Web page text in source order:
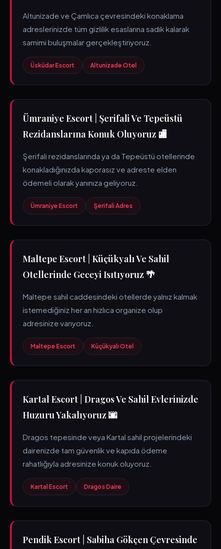
Altunizade ve Çamlıca çevresindeki konaklama
adreslerinizde tüm gizlilik esaslarına sadık kalarak
samimi buluşmalar gerçekleştiriyoruz.
Üsküdar Escort Altunizade Otel
Ümraniye Escort | Şerifali Ve Tepeüstü
Rezidanslarına Konuk Oluyoruz 🏬
Şerifali rezidanslarında ya da Tepeüstü otellerinde
konakladığınızda kaporasız ve adreste elden
ödemeli olarak yanınıza geliyoruz.
Ümraniye Escort Şerifali Adres
Maltepe Escort | Küçükyalı Ve Sahil
Otellerinde Geceyi Isıtıyoruz 🌴
Maltepe sahil caddesindeki otellerde yalnız kalmak
istemediğiniz her an hızlıca organize olup
adresinize varıyoruz.
Maltepe Escort Küçükyalı Otel
Kartal Escort | Dragos Ve Sahil Evlerinizde
Huzuru Yakalıyoruz 🌆
Dragos tepesinde veya Kartal sahil projelerindeki
dairenizde tam güvenlik ve kapıda ödeme
rahatlığıyla adresinize konuk oluyoruz.
Kartal Escort Dragos Daire
Pendik Escort | Sabiha Gökçen Çevresinde